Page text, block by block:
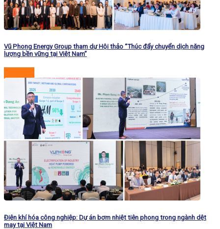
Vũ Phong Energy Group tham dự Hội thảo “Thúc đẩy chuyển dịch năng
lượng bền vững tại Việt Nam”
Điện khí hóa công nghiệp: Dự án bơm nhiệt tiên phong trong ngành dệt
may tại Việt Nam